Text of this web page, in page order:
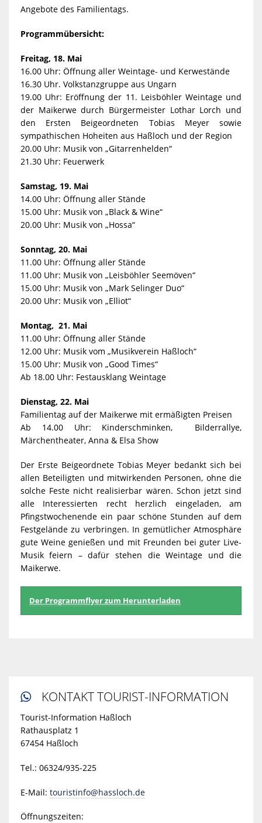
Angebote des Familientags.
Programmübersicht:
Freitag, 18. Mai
16.00 Uhr: Öffnung aller Weintage- und Kerwestände
16.30 Uhr. Volkstanzgruppe aus Ungarn
19.00 Uhr: Eröffnung der 11. Leisböhler Weintage und
der Maikerwe durch Bürgermeister Lothar Lorch und
den Ersten Beigeordneten Tobias Meyer sowie
sympathischen Hoheiten aus Haßloch und der Region
20.00 Uhr: Musik von „Gitarrenhelden“
21.30 Uhr: Feuerwerk
Samstag, 19. Mai
14.00 Uhr: Öffnung aller Stände
15.00 Uhr: Musik von „Black & Wine“
20.00 Uhr: Musik von „Hossa“
Sonntag, 20. Mai
11.00 Uhr: Öffnung aller Stände
11.00 Uhr: Musik von „Leisböhler Seemöven“
15.00 Uhr: Musik von „Mark Selinger Duo“
20.00 Uhr: Musik von „Elliot“
Montag, 21. Mai
11.00 Uhr: Öffnung aller Stände
12.00 Uhr: Musik vom „Musikverein Haßloch“
15.00 Uhr: Musik von „Good Times“
Ab 18.00 Uhr: Festausklang Weintage
Dienstag, 22. Mai
Familientag auf der Maikerwe mit ermäßigten Preisen
Ab 14.00 Uhr: Kinderschminken, Bilderrallye,
Märchentheater, Anna & Elsa Show
Der Erste Beigeordnete Tobias Meyer bedankt sich bei
allen Beteiligten und mitwirkenden Personen, ohne die
solche Feste nicht realisierbar wären. Schon jetzt sind
alle Interessierten recht herzlich eingeladen, am
Pfingstwochenende ein paar schöne Stunden auf dem
Festgelände zu verbringen. In gemütlicher Atmosphäre
gute Weine genießen und mit Freunden bei guter Live-
Musik feiern – dafür stehen die Weintage und die
Maikerwe.
Der Programmflyer zum Herunterladen
 KONTAKT TOURIST-INFORMATION
Tourist-Information Haßloch
Rathausplatz 1
67454 Haßloch
Tel.: 06324/935-225
E-Mail: touristinfo@hassloch.de
Öffnungszeiten: